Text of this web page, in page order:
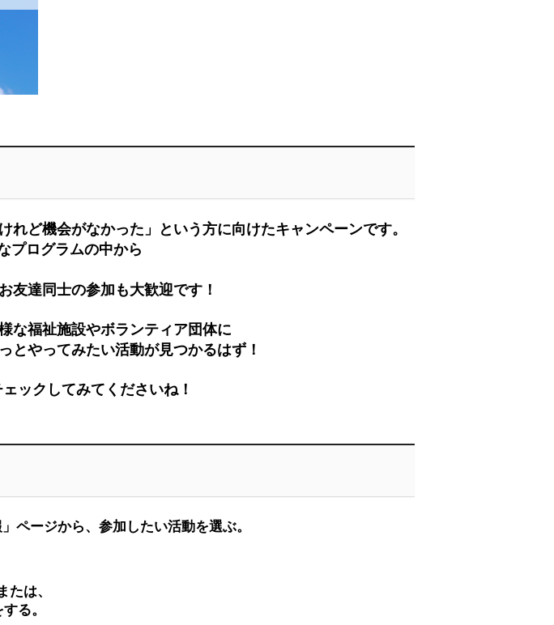
ど機会がなかった」という方に向けたキャンペーンです。
プログラムの中から
友達同士の参加も大歓迎です！
な福祉施設やボランティア団体に
とやってみたい活動が見つかるはず！
ックしてみてくださいね！
ージから、参加したい活動を選ぶ。
は、
る。